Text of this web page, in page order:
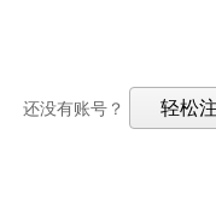
还没有账号？